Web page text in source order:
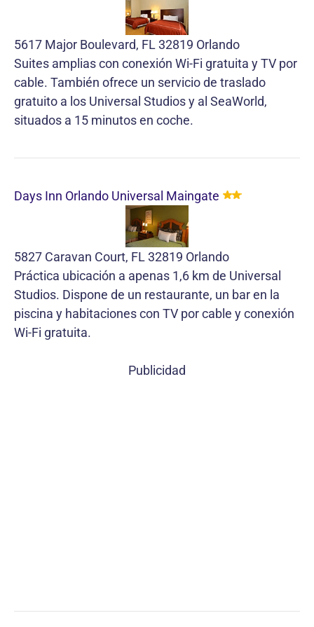
5617 Major Boulevard, FL 32819 Orlando
Suites amplias con conexión Wi-Fi gratuita y TV por
cable. También ofrece un servicio de traslado
gratuito a los Universal Studios y al SeaWorld,
situados a 15 minutos en coche.
Days Inn Orlando Universal Maingate
5827 Caravan Court, FL 32819 Orlando
Práctica ubicación a apenas 1,6 km de Universal
Studios. Dispone de un restaurante, un bar en la
piscina y habitaciones con TV por cable y conexión
Wi-Fi gratuita.
Publicidad